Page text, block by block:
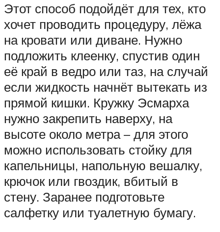
Этот способ подойдёт для тех, кто
хочет проводить процедуру, лёжа
на кровати или диване. Нужно
подложить клеенку, спустив один
её край в ведро или таз, на случай
если жидкость начнёт вытекать из
прямой кишки. Кружку Эсмарха
нужно закрепить наверху, на
высоте около метра – для этого
можно использовать стойку для
капельницы, напольную вешалку,
крючок или гвоздик, вбитый в
стену. Заранее подготовьте
салфетку или туалетную бумагу.